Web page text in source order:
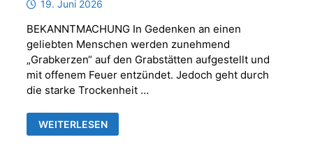
19. Juni 2026
BEKANNTMACHUNG In Gedenken an einen
geliebten Menschen werden zunehmend
„Grabkerzen“ auf den Grabstätten aufgestellt und
mit offenem Feuer entzündet. Jedoch geht durch
die starke Trockenheit …
KERZEN
ODER
WEITERLESEN